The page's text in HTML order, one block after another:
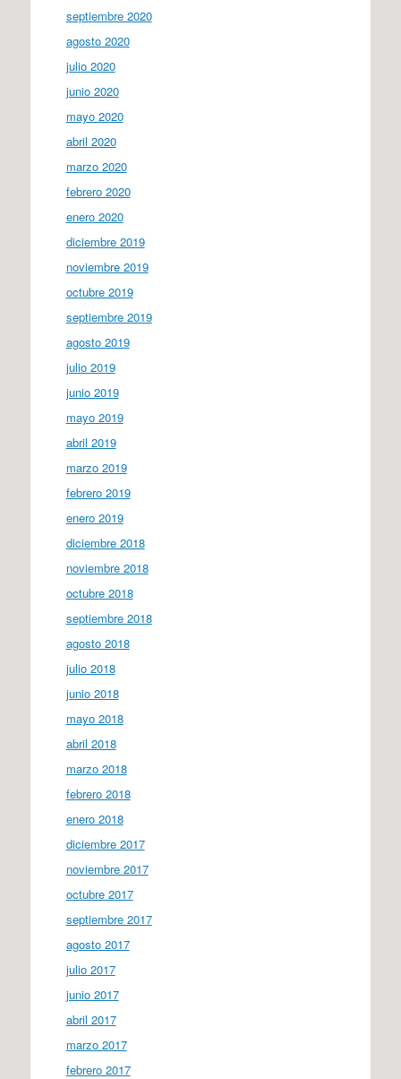
septiembre 2020
agosto 2020
julio 2020
junio 2020
mayo 2020
abril 2020
marzo 2020
febrero 2020
enero 2020
diciembre 2019
noviembre 2019
octubre 2019
septiembre 2019
agosto 2019
julio 2019
junio 2019
mayo 2019
abril 2019
marzo 2019
febrero 2019
enero 2019
diciembre 2018
noviembre 2018
octubre 2018
septiembre 2018
agosto 2018
julio 2018
junio 2018
mayo 2018
abril 2018
marzo 2018
febrero 2018
enero 2018
diciembre 2017
noviembre 2017
octubre 2017
septiembre 2017
agosto 2017
julio 2017
junio 2017
abril 2017
marzo 2017
febrero 2017